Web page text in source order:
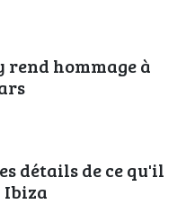
rend hommage à
détails de ce qu'il
Ibiza